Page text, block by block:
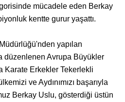
mücadele eden Berkay
kentte gurur yaşattı.
yapılan
düzenlenen Avrupa Büyükler
Karate Erkekler Tekerlekli
ve Aydınımızı başarıyla
Berkay Uslu, gösterdiği üstün